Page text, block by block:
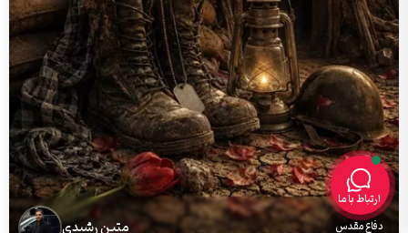
دفاع مقدس
ارتباط با ما